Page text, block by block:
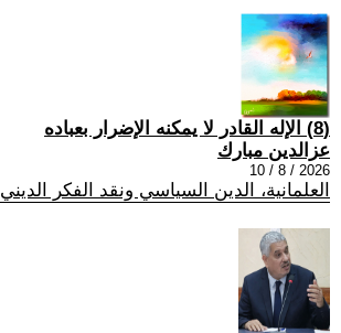
(8) الإله القادر لا يمكنه الإضرار بعباده
عزالدين مبارك
2026 / 8 / 10
العلمانية، الدين السياسي ونقد الفكر الديني